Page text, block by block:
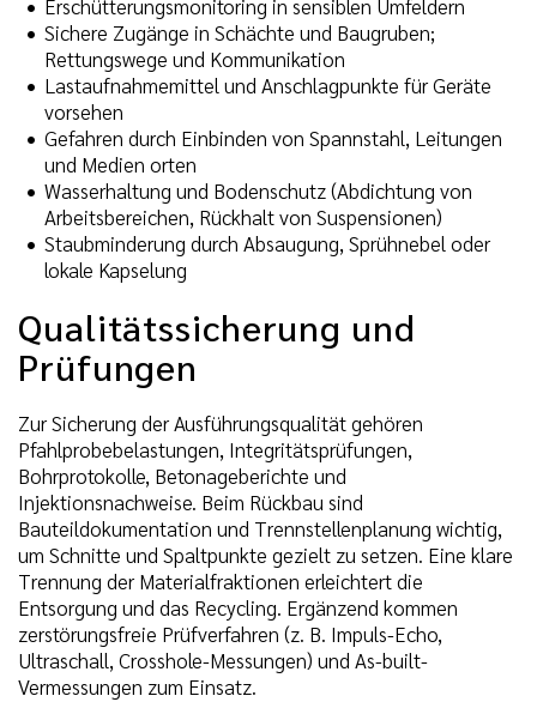
Erschütterungsmonitoring in sensiblen Umfeldern
Sichere Zugänge in Schächte und Baugruben;
Rettungswege und Kommunikation
Lastaufnahmemittel und Anschlagpunkte für Geräte
vorsehen
Gefahren durch Einbinden von Spannstahl, Leitungen
und Medien orten
Wasserhaltung und Bodenschutz (Abdichtung von
Arbeitsbereichen, Rückhalt von Suspensionen)
Staubminderung durch Absaugung, Sprühnebel oder
lokale Kapselung
Qualitätssicherung und
Prüfungen
Zur Sicherung der Ausführungsqualität gehören
Pfahlprobebelastungen, Integritätsprüfungen,
Bohrprotokolle, Betonageberichte und
Injektionsnachweise. Beim Rückbau sind
Bauteildokumentation und Trennstellenplanung wichtig,
um Schnitte und Spaltpunkte gezielt zu setzen. Eine klare
Trennung der Materialfraktionen erleichtert die
Entsorgung und das Recycling. Ergänzend kommen
zerstörungsfreie Prüfverfahren (z. B. Impuls-Echo,
Ultraschall, Crosshole-Messungen) und As-built-
Vermessungen zum Einsatz.